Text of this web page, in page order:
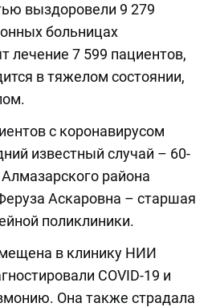
выздоровели 9 279
больницах
лечение 7 599 пациентов,
в тяжелом состоянии,
с коронавирусом
известный случай – 60-
района
Аскаровна – старшая
поликлиники.
в клинику НИИ
COVID-19 и
Она также страдала